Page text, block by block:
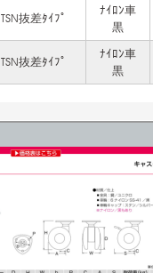
TSN抜差ﾀｲﾌﾟ
ﾅｲﾛﾝ車
黒
TSN抜差ﾀｲﾌﾟ
ﾅｲﾛﾝ車
黒